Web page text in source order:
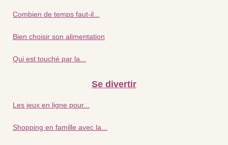
Combien de temps faut-il...
Bien choisir son alimentation
Qui est touché par la...
Se divertir
Les jeux en ligne pour...
Shopping en famille avec la...